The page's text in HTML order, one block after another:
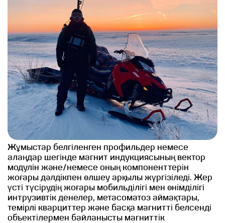
Жұмыстар белгіленген профильдер немесе
алаңдар шегінде магнит индукциясының вектор
модулін және/немесе оның компоненттерін
жоғары дәлдікпен өлшеу арқылы жүргізіледі. Жер
үсті түсірудің жоғары мобильділігі мен өнімділігі
интрузивтік денелер, метасоматоз аймақтары,
темірлі кварциттер және басқа магнитті белсенді
объектілермен байланысты магниттік